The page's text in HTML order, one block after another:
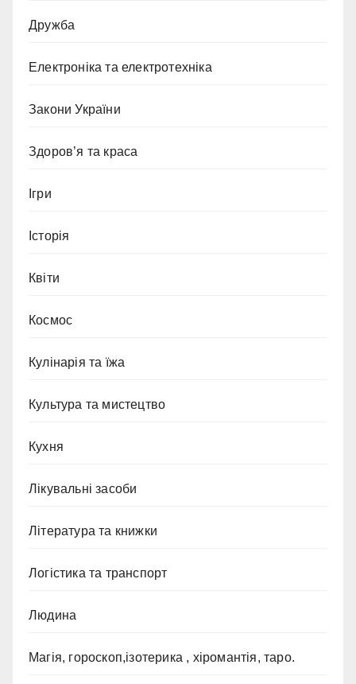
Дружба
Електроніка та електротехніка
Закони України
Здоров’я та краса
Ігри
Історія
Квіти
Космос
Кулінарія та їжа
Культура та мистецтво
Кухня
Лікувальні засоби
Література та книжки
Логістика та транспорт
Людина
Магія, гороскоп,ізотерика , хіромантія, таро.